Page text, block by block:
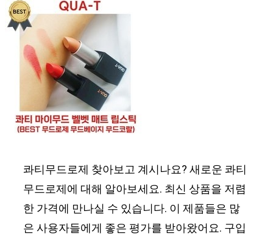
콰티무드로제 찾아보고 계시나요? 새로운 콰티
무드로제에 대해 알아보세요. 최신 상품을 저렴
한 가격에 만나실 수 있습니다. 이 제품들은 많
은 사용자들에게 좋은 평가를 받아왔어요. 구입